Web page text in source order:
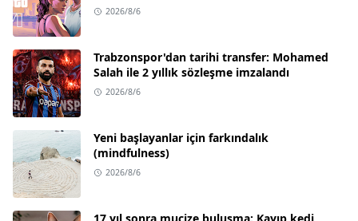
2026/8/6
Trabzonspor'dan tarihi transfer: Mohamed
Salah ile 2 yıllık sözleşme imzalandı
2026/8/6
Yeni başlayanlar için farkındalık
(mindfulness)
2026/8/6